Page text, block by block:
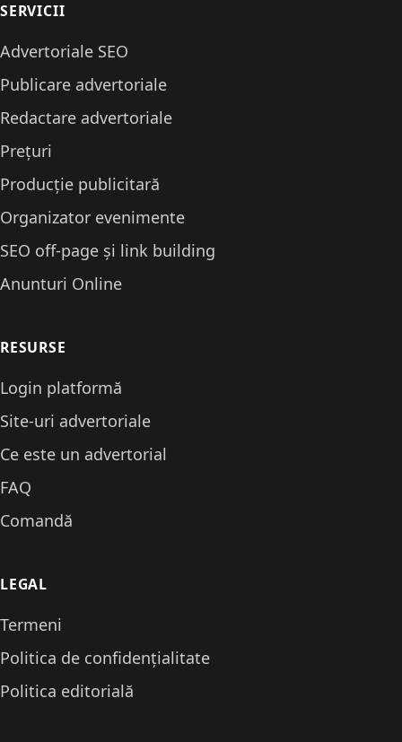
SERVICII
Advertoriale SEO
Publicare advertoriale
Redactare advertoriale
Prețuri
Producție publicitară
Organizator evenimente
SEO off-page și link building
Anunturi Online
RESURSE
Login platformă
Site-uri advertoriale
Ce este un advertorial
FAQ
Comandă
LEGAL
Termeni
Politica de confidențialitate
Politica editorială